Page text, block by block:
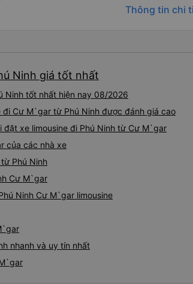
thơm nữa. Mình đề cử bài này.
들께 정보를 드리
다. 뭐 경적소리
다리를 쭉 펴지는
습니다 : )
Thông tin chi
Ninh giá tốt nhất
Ninh tốt nhất hiện nay 08/2026
đi Cư M`gar từ Phú Ninh được đánh giá cao
xe limousine đi Phú Ninh từ Cư M`gar
của các nhà xe
Phú Ninh
Cư M`gar
Ninh Cư M`gar limousine
nhanh và uy tín nhất